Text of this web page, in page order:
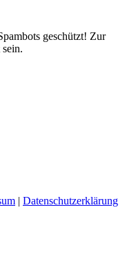
geschützt! Zur
| Datenschutzerklärung